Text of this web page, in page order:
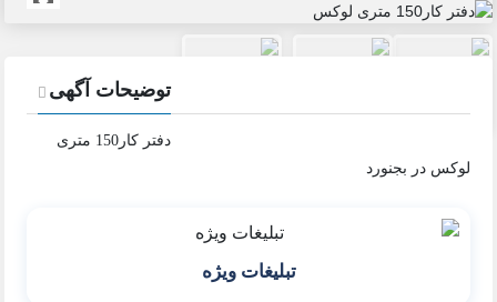
توضیحات آگهی
دفتر کار150 متری
بجنورد
تبلیغات ویژه